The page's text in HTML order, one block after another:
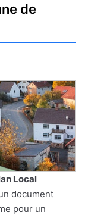
de
Local
document
pour un